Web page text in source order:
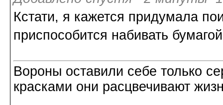
Кстати, я кажется придумала
приспособится набивать
Вороны оставили себе только
красками они расцвечивают